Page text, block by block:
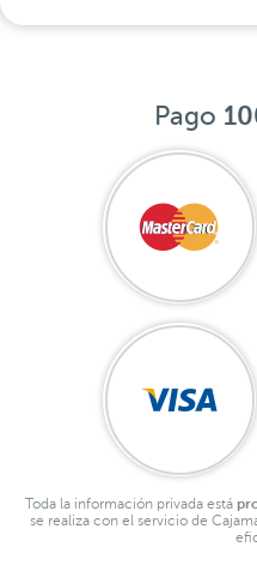
Pago
Toda la información privada está
se realiza con el servicio de